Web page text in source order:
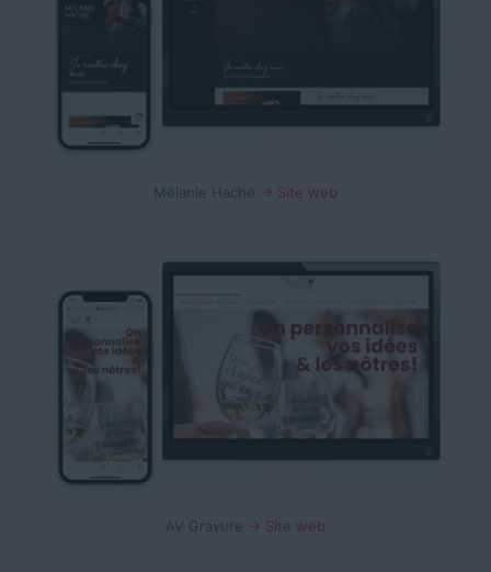
Mélanie Haché → Site web
AV Gravure → Site web